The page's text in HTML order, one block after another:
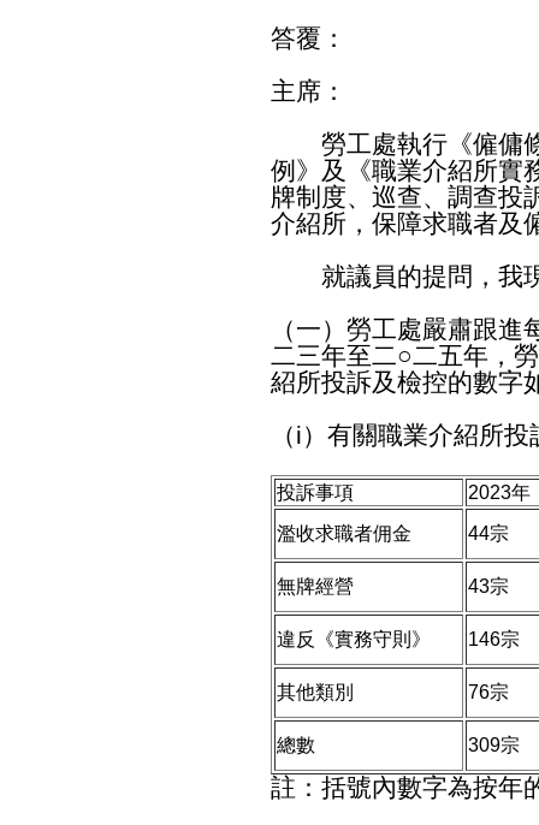
答覆：
主席：
勞工處執行《僱傭條
例》及《職業介紹所實
牌制度、巡查、調查投
介紹所，保障求職者及
就議員的提問，我
（一）勞工處嚴肅跟
二三年至二○二五年，
紹所投訴及檢控的數字
（i）有關職業介紹所
投訴事項
2023年
濫收求職者佣金
44宗
無牌經營 43宗
違反《實務守則》 146宗
其他類別 76宗
總數 309宗
註：括號內數字為按年